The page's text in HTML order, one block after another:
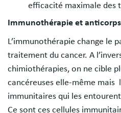
efficacité maximale des
Immunothérapie et
L’immunothérapie change le
traitement du cancer. A
chimiothérapies, on ne cible
cancéreuses elle-même mais
immunitaires qui les
Ce sont ces cellules